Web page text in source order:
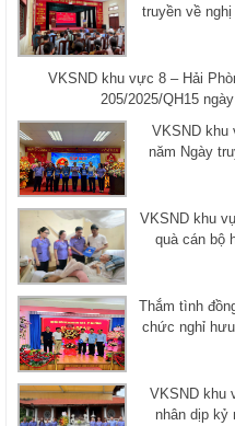
truyền về
VKSND khu vực 8 – Hải
205/2025/QH15
VKSND khu
năm Ngày
VKSND khu
quà cán bộ
Thắm tình
chức nghỉ
VKSND khu
nhân dịp kỷ